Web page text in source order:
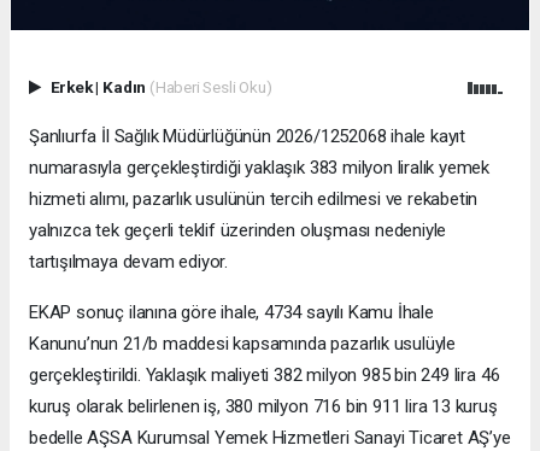
Erkek| Kadın (Haberi Sesli Oku)
Şanlıurfa İl Sağlık Müdürlüğünün 2026/1252068 ihale kayıt
numarasıyla gerçekleştirdiği yaklaşık 383 milyon liralık yemek
hizmeti alımı, pazarlık usulünün tercih edilmesi ve rekabetin
yalnızca tek geçerli teklif üzerinden oluşması nedeniyle
tartışılmaya devam ediyor.
EKAP sonuç ilanına göre ihale, 4734 sayılı Kamu İhale
Kanunu’nun 21/b maddesi kapsamında pazarlık usulüyle
gerçekleştirildi. Yaklaşık maliyeti 382 milyon 985 bin 249 lira 46
kuruş olarak belirlenen iş, 380 milyon 716 bin 911 lira 13 kuruş
bedelle AŞSA Kurumsal Yemek Hizmetleri Sanayi Ticaret AŞ’ye